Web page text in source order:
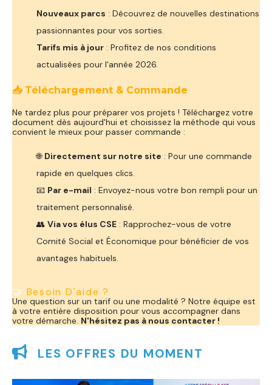
Nouveaux parcs : Découvrez de nouvelles destinations
passionnantes pour vos sorties.
Tarifs mis à jour : Profitez de nos conditions
actualisées pour l'année 2026.
📥 Téléchargement & Commande
Ne tardez plus pour préparer vos projets ! Téléchargez votre
document dès aujourd'hui et choisissez la méthode qui vous
convient le mieux pour passer commande :
🌐 Directement sur notre site : Pour une commande
rapide en quelques clics.
📧 Par e-mail : Envoyez-nous votre bon rempli pour un
traitement personnalisé.
👥 Via vos élus CSE : Rapprochez-vous de votre
Comité Social et Économique pour bénéficier de vos
avantages habituels.
🤝 Besoin D'aide ?
Une question sur un tarif ou une modalité ? Notre équipe est
à votre entière disposition pour vous accompagner dans
votre démarche. N'hésitez pas à nous contacter !
 LES OFFRES DU MOMENT